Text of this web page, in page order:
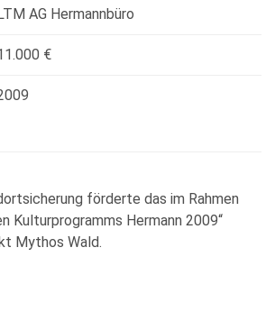
LTM AG Hermannbüro
€
förderte das im Rahmen
Kulturprogramms Hermann 2009“
Mythos Wald.